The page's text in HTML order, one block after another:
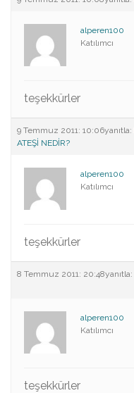
alperen100
Katılımcı
teşekkürler
9 Temmuz 2011: 10:06yanıtla:
ATEŞİ NEDİR?
alperen100
Katılımcı
teşekkürler
8 Temmuz 2011: 20:48yanıtla:
alperen100
Katılımcı
teşekkürler